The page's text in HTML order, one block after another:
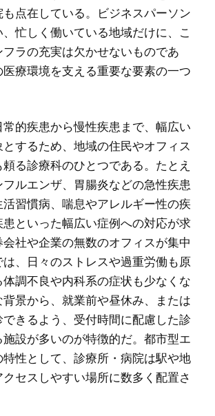
点在している。ビジネスパーソン
忙しく働いている地域だけに、こ
フラの充実は欠かせないものであ
療環境を支える重要な要素の一つ
的疾患から慢性疾患まで、幅広い
するため、地域の住民やオフィス
る診療科のひとつである。たとえ
ルエンザ、胃腸炎などの急性疾患
習慣病、喘息やアレルギー性の疾
といった幅広い症例への対応が求
社や企業の無数のオフィスが集中
は、日々のストレスや過重労働も原
調不良や内科系の症状も少なくな
景から、就業前や昼休み、または
きるよう、受付時間に配慮した診
設が多いのが特徴的だ。都市型エ
特性として、診療所・病院は駅や地
セスしやすい場所に数多く配置さ